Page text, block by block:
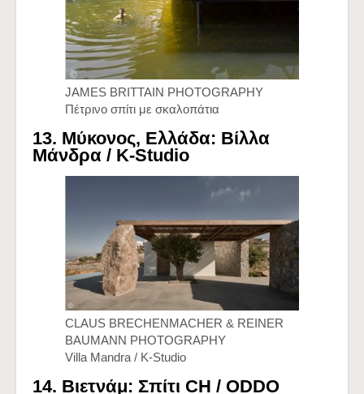
JAMES BRITTAIN PHOTOGRAPHY
Πέτρινο σπίτι με σκαλοπάτια
13. Μύκονος, Ελλάδα: Βίλλα
Μάνδρα / K-Studio
CLAUS BRECHENMACHER & REINER
BAUMANN PHOTOGRAPHY
Villa Mandra / K-Studio
14. Βιετνάμ: Σπίτι CH / ODDO